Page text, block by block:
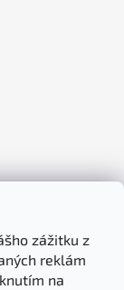
zážitku z
reklám
na